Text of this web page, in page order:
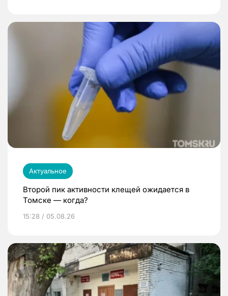
Актуальное
Второй пик активности клещей ожидается в
Томске — когда?
15:28 / 05.08.26